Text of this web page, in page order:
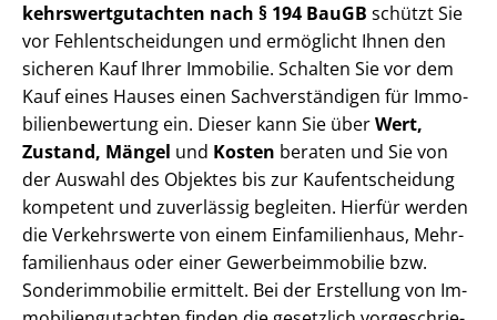
kehrs­wert­gut­ach­ten nach § 194 BauGB schützt Sie
vor Fehl­ent­schei­dun­gen und ermöglicht Ihnen den
sicheren Kauf Ihrer Immobilie. Schalten Sie vor dem
Kauf eines Hauses einen Sach­ver­stän­di­gen für Im­mo­
bi­li­en­be­wer­tung ein. Dieser kann Sie überWert,
Zustand, Mängel und Kosten beraten und Sie von
der Auswahl des Objektes bis zur Kauf­ent­schei­dung
kompetent und zuverlässig begleiten. Hierfür werden
die Verkehrswerte von einem Einfamilienhaus, Mehr­
fa­mi­li­en­haus oder einer Ge­wer­be­im­mo­bi­lie bzw.
Sonderimmobilie ermittelt. Bei der Erstellung von Im­